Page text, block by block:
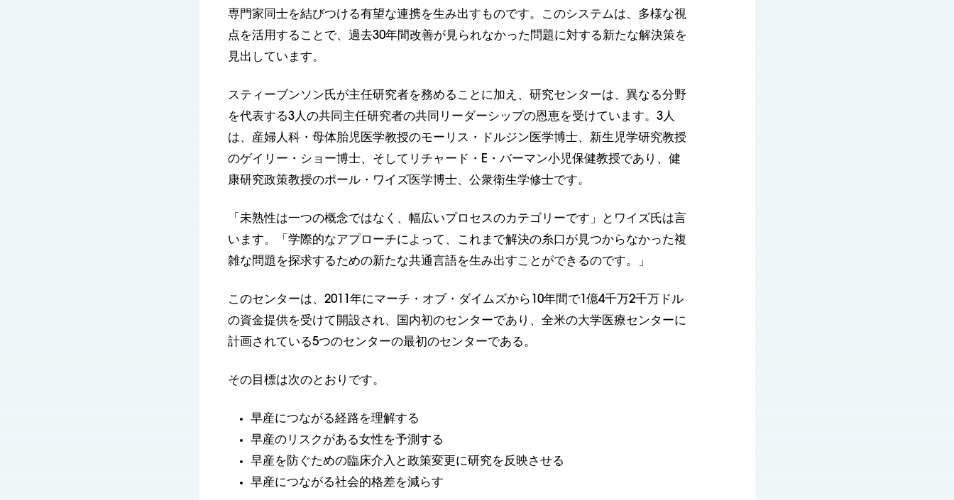
専門家同士を結びつける有望な連携を生み出すものです。このシステムは、多様な視
点を活用することで、過去30年間改善が見られなかった問題に対する新たな解決策を
見出しています。
スティーブンソン氏が主任研究者を務めることに加え、研究センターは、異なる分野
を代表する3人の共同主任研究者の共同リーダーシップの恩恵を受けています。3人
は、産婦人科・母体胎児医学教授のモーリス・ドルジン医学博士、新生児学研究教授
のゲイリー・ショー博士、そしてリチャード・E・バーマン小児保健教授であり、健
康研究政策教授のポール・ワイズ医学博士、公衆衛生学修士です。
「未熟性は一つの概念ではなく、幅広いプロセスのカテゴリーです」とワイズ氏は言
います。「学際的なアプローチによって、これまで解決の糸口が見つからなかった複
雑な問題を探求するための新たな共通言語を生み出すことができるのです。」
このセンターは、2011年にマーチ・オブ・ダイムズから10年間で1億4千万2千万ドル
の資金提供を受けて開設され、国内初のセンターであり、全米の大学医療センターに
計画されている5つのセンターの最初のセンターである。
その目標は次のとおりです。
早産につながる経路を理解する
早産のリスクがある女性を予測する
早産を防ぐための臨床介入と政策変更に研究を反映させる
早産につながる社会的格差を減らす